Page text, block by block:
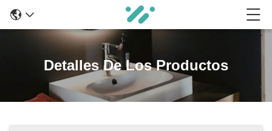
Detalles De Los Productos